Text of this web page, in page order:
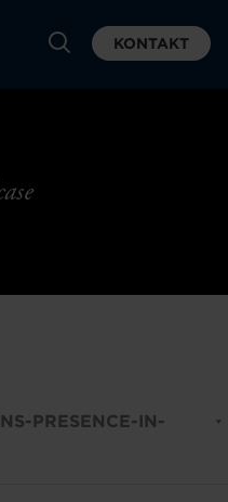
KONTAKT
PRESENCE-IN-